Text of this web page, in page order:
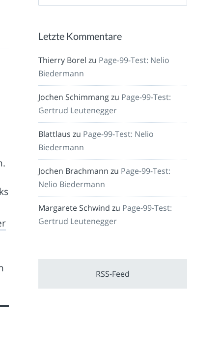
Letzte Kommentare
Thierry Borel zu Page-99-Test: Nelio
Biedermann
Jochen Schimmangzu Page-99-Test:
Gertrud Leutenegger
Blattlaus zu Page-99-Test: Nelio
Biedermann
Jochen Brachmann zu Page-99-Test:
Nelio Biedermann
Margarete Schwind zu Page-99-Test:
Gertrud Leutenegger
RSS-Feed